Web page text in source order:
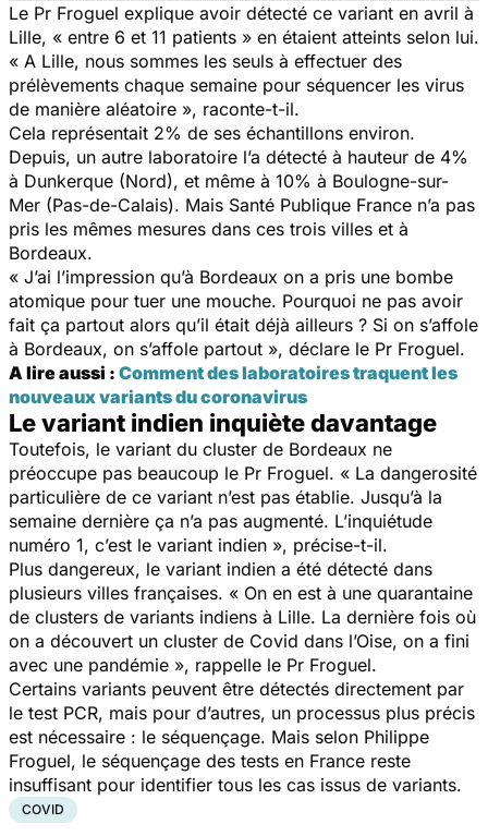
Le Pr Froguel explique avoir détecté ce variant en avril à
Lille, « entre 6 et 11 patients » en étaient atteints selon lui.
« A Lille, nous sommes les seuls à effectuer des
prélèvements chaque semaine pour séquencer les virus
de manière aléatoire », raconte-t-il.
Cela représentait 2% de ses échantillons environ.
Depuis, un autre laboratoire l’a détecté à hauteur de 4%
à Dunkerque (Nord), et même à 10% à Boulogne-sur-
Mer (Pas-de-Calais). Mais Santé Publique France n’a pas
pris les mêmes mesures dans ces trois villes et à
Bordeaux.
« J’ai l’impression qu’à Bordeaux on a pris une bombe
atomique pour tuer une mouche. Pourquoi ne pas avoir
fait ça partout alors qu’il était déjà ailleurs ? Si on s’affole
à Bordeaux, on s’affole partout », déclare le Pr Froguel.
A lire aussi : Comment des laboratoires traquent les
nouveaux variants du coronavirus
Le variant indien inquiète davantage
Toutefois, le variant du cluster de Bordeaux ne
préoccupe pas beaucoup le Pr Froguel. « La dangerosité
particulière de ce variant n’est pas établie. Jusqu’à la
semaine dernière ça n’a pas augmenté. L’inquiétude
numéro 1, c’est le variant indien », précise-t-il.
Plus dangereux, le variant indien a été détecté dans
plusieurs villes françaises. « On en est à une quarantaine
de clusters de variants indiens à Lille. La dernière fois où
on a découvert un cluster de Covid dans l’Oise, on a fini
avec une pandémie », rappelle le Pr Froguel.
Certains variants peuvent être détectés directement par
le test PCR, mais pour d’autres, un processus plus précis
est nécessaire : le séquençage. Mais selon Philippe
Froguel, le séquençage des tests en France reste
insuffisant pour identifier tous les cas issus de variants.
COVID